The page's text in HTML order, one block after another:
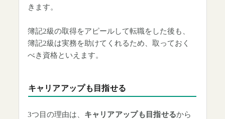
きます。
簿記2級の取得をアピールして転職をした後も、
簿記2級は実務を助けてくれるため、取っておく
べき資格といえます。
キャリアアップも目指せる
3つ目の理由は、 キャリアアップも目指せるから